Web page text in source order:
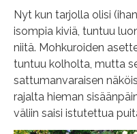
Nyt kun tarjolla olisi
isompia kiviä, tuntuu
niitä. Mohkuroiden
tuntuu kolholta, mutta
sattumanvaraisen
rajalta hieman
väliin saisi istutettua